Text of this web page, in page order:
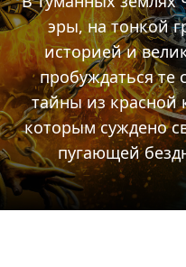
эры, на тонкой
историей и
пробуждаться
тайны из красной
которым суждено
пугающей